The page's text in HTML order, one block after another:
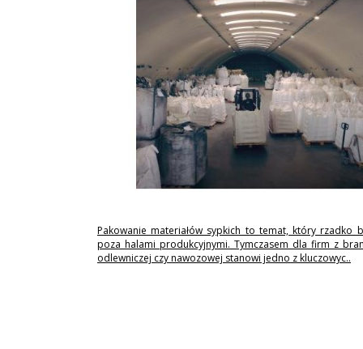
Pakowanie materiałów sypkich to temat, który rzadko
poza halami produkcyjnymi. Tymczasem dla firm z
odlewniczej czy nawozowej stanowi jedno z kluczowyc..